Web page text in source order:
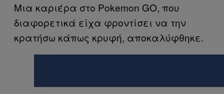
Μια καριέρα στο Pokemon GΟ, που
διαφορετικά είχα φροντίσει να την
κρατήσω κάπως κρυφή, αποκαλύφθηκε.